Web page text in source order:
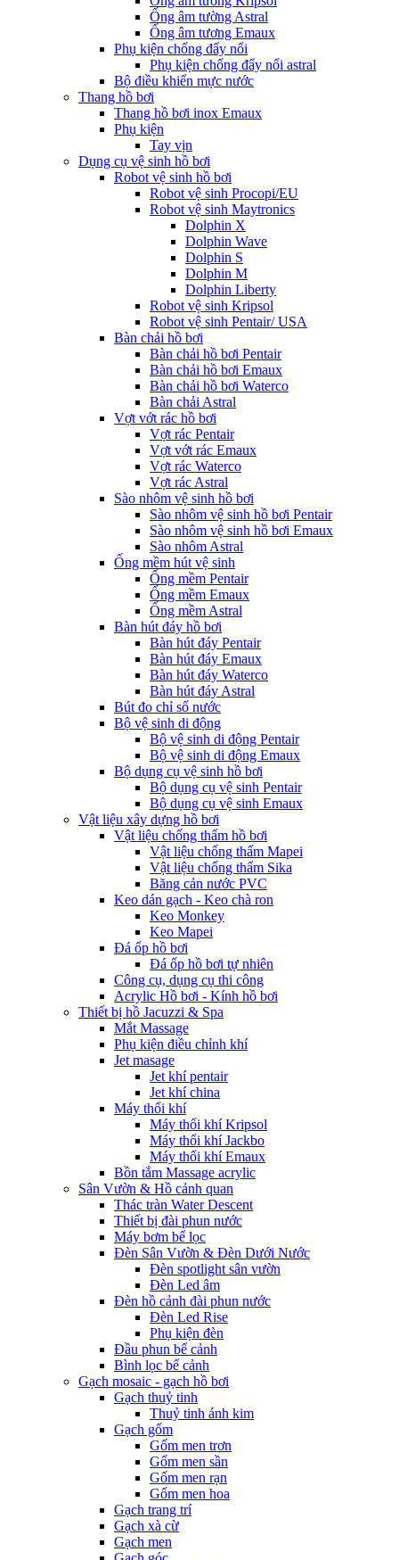
Ống âm tường Astral
Ống âm tương Emaux
Phụ kiện chống đẩy nổi
Phụ kiện chống đẩy nổi astral
Bộ điều khiển mực nước
Thang hồ bơi
Thang hồ bơi inox Emaux
Phụ kiện
Tay vịn
Dụng cụ vệ sinh hồ bơi
Robot vệ sinh hồ bơi
Robot vệ sinh Procopi/EU
Robot vệ sinh Maytronics
Dolphin X
Dolphin Wave
Dolphin S
Dolphin M
Dolphin Liberty
Robot vệ sinh Kripsol
Robot vệ sinh Pentair/ USA
Bàn chải hồ bơi
Bàn chải hồ bơi Pentair
Bàn chải hồ bơi Emaux
Bàn chải hồ bơi Waterco
Bàn chải Astral
Vợt vớt rác hồ bơi
Vợt rác Pentair
Vợt vớt rác Emaux
Vợt rác Waterco
Vợt rác Astral
Sào nhôm vệ sinh hồ bơi
Sào nhôm vệ sinh hồ bơi Pentair
Sào nhôm vệ sinh hồ bơi Emaux
Sào nhôm Astral
Ống mềm hút vệ sinh
Ống mềm Pentair
Ống mềm Emaux
Ống mềm Astral
Bàn hút đáy hồ bơi
Bàn hút đáy Pentair
Bàn hút đáy Emaux
Bàn hút đáy Waterco
Bàn hút đáy Astral
Bút đo chỉ số nước
Bộ vệ sinh di động
Bộ vệ sinh di động Pentair
Bộ vệ sinh di động Emaux
Bộ dụng cụ vệ sinh hồ bơi
Bộ dụng cụ vệ sinh Pentair
Bộ dụng cụ vệ sinh Emaux
Vật liệu xây dựng hồ bơi
Vật liệu chống thấm hồ bơi
Vật liệu chống thấm Mapei
Vật liệu chống thấm Sika
Băng cản nước PVC
Keo dán gạch - Keo chà ron
Keo Monkey
Keo Mapei
Đá ốp hồ bơi
Đá ốp hồ bơi tự nhiên
Công cụ, dụng cụ thi công
Acrylic Hồ bơi - Kính hồ bơi
Thiết bị hồ Jacuzzi & Spa
Mắt Massage
Phụ kiện điều chỉnh khí
Jet masage
Jet khí pentair
Jet khí china
Máy thổi khí
Máy thổi khí Kripsol
Máy thổi khí Jackbo
Máy thổi khí Emaux
Bồn tắm Massage acrylic
Sân Vườn & Hồ cảnh quan
Thác tràn Water Descent
Thiết bị đài phun nước
Máy bơm bể lọc
Đèn Sân Vườn & Đèn Dưới Nước
Đèn spotlight sân vườn
Đèn Led âm
Đèn hồ cảnh đài phun nước
Đèn Led Rise
Phụ kiện đèn
Đầu phun bể cảnh
Bình lọc bể cảnh
Gạch mosaic - gạch hồ bơi
Gạch thuỷ tinh
Thuỷ tinh ánh kim
Gạch gốm
Gốm men trơn
Gốm men sần
Gốm men rạn
Gốm men hoa
Gạch trang trí
Gạch xà cừ
Gạch men